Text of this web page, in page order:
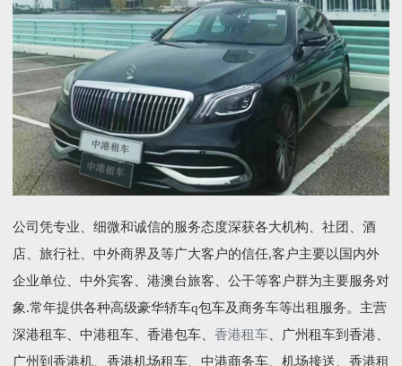
公司凭专业、细微和诚信的服务态度深获各大机构、社团、酒
店、旅行社、中外商界及等广大客户的信任,客户主要以国内外
企业单位、中外宾客、港澳台旅客、公干等客户群为主要服务对
象.常年提供各种高级豪华轿车q包车及商务车等出租服务。主营
深港租车、中港租车、香港包车、 香港租车、广州租车到香港、
广州到香港机、香港机场租车、中港商务车、机场接送、香港租